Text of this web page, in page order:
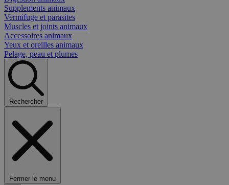
Supplements animaux
Vermifuge et parasites
Muscles et joints animaux
Accessoires animaux
Yeux et oreilles animaux
Pelage, peau et plumes
Rechercher
Fermer le menu